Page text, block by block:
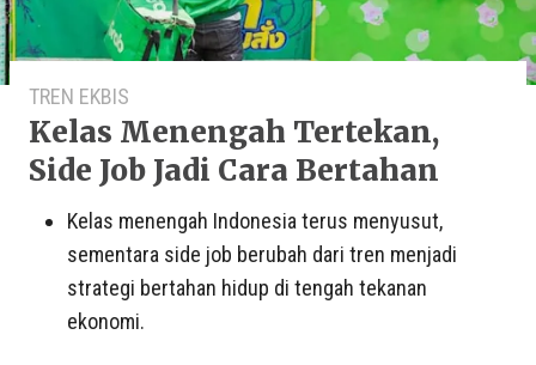
TREN EKBIS
Kelas Menengah Tertekan,
Side Job Jadi Cara Bertahan
Kelas menengah Indonesia terus menyusut,
sementara side job berubah dari tren menjadi
strategi bertahan hidup di tengah tekanan
ekonomi.